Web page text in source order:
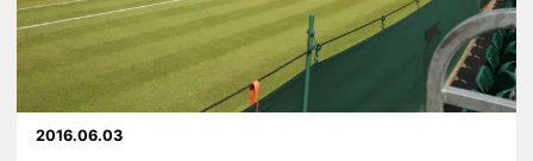
2016.06.03